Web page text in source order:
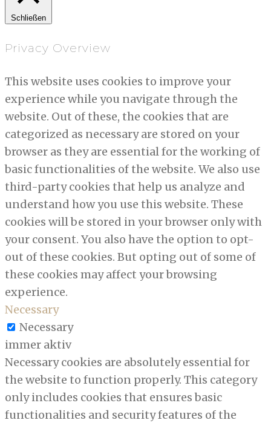
Schließen
Privacy Overview
This website uses cookies to improve your
experience while you navigate through the
website. Out of these, the cookies that are
categorized as necessary are stored on your
browser as they are essential for the working of
basic functionalities of the website. We also use
third-party cookies that help us analyze and
understand how you use this website. These
cookies will be stored in your browser only with
your consent. You also have the option to opt-
out of these cookies. But opting out of some of
these cookies may affect your browsing
experience.
Necessary
Necessary
immer aktiv
Necessary cookies are absolutely essential for
the website to function properly. This category
only includes cookies that ensures basic
functionalities and security features of the